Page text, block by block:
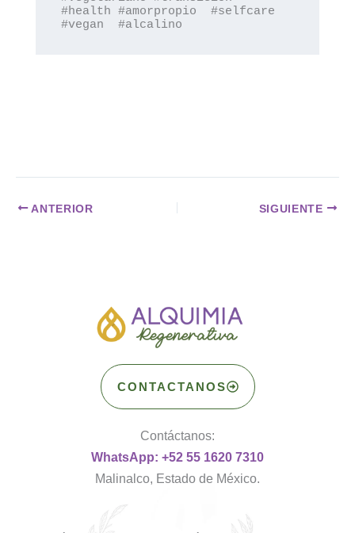
#health #amorpropio  #selfcare
#vegan  #alcalino
ANTERIOR SIGUIENTE
CONTACTANOS
Contáctanos:
WhatsApp: +52 55 1620 7310
Malinalco, Estado de México.